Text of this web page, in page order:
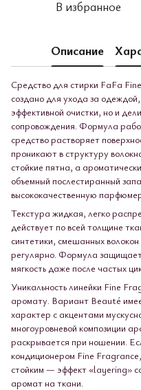
В избранное
Описание
Средство для стирки FaFa
создано для ухода за
эффективной очистки, но и
сопровождения. Формула
средство растворяет
проникают в структуру
стойкие пятна, а
объемный послестиранный
высококачественную
Текстура жидкая, легко
действует по всей толщине
синтетики, смешанных
регулярно. Формула
мягкость даже после частых
Уникальность линейки Fine
аромату. Вариант Beauté
характер с акцентами
многоуровневой композиции
раскрывается при ношении.
кондиционером Fine
стойким — эффект «layering»
аромат на ткани.